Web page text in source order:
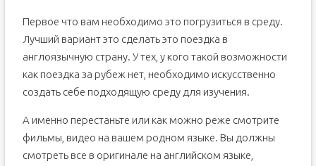
Первое что вам необходимо это погрузиться в среду.
Лучший вариант это сделать это поездка в
англоязычную страну. У тех, у кого такой возможности
как поездка за рубеж нет, необходимо искусственно
создать себе подходящую среду для изучения.
А именно перестаньте или как можно реже смотрите
фильмы, видео на вашем родном языке. Вы должны
смотреть все в оригинале на английском языке,